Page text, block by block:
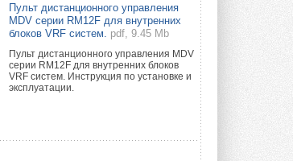
Пульт дистанционного управления
MDV серии RM12F для внутренних
блоков VRF систем.
pdf, 9.45 Mb
Пульт дистанционного управления MDV
серии RM12F для внутренних блоков
VRF систем. Инструкция по установке и
эксплуатации.